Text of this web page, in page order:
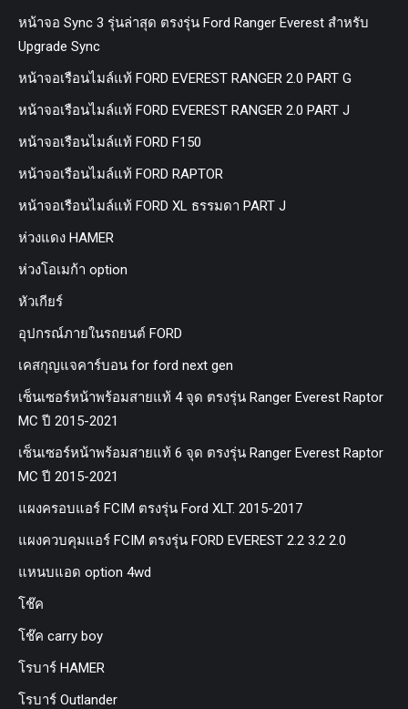
หน้าจอ Sync 3 รุ่นล่าสุด ตรงรุ่น Ford Ranger Everest สำหรับ
Upgrade Sync
หน้าจอเรือนไมล์แท้ FORD EVEREST RANGER 2.0 PART G
หน้าจอเรือนไมล์แท้ FORD EVEREST RANGER 2.0 PART J
หน้าจอเรือนไมล์แท้ FORD F150
หน้าจอเรือนไมล์แท้ FORD RAPTOR
หน้าจอเรือนไมล์แท้ FORD XL ธรรมดา PART J
ห่วงแดง HAMER
ห่วงโอเมก้า option
หัวเกียร์
อุปกรณ์ภายในรถยนต์ FORD
เคสกุญแจคาร์บอน for ford next gen
เซ็นเซอร์หน้าพร้อมสายแท้ 4 จุด ตรงรุ่น Ranger Everest Raptor
MC ปี 2015-2021
เซ็นเซอร์หน้าพร้อมสายแท้ 6 จุด ตรงรุ่น Ranger Everest Raptor
MC ปี 2015-2021
แผงครอบแอร์ FCIM ตรงรุ่น Ford XLT. 2015-2017
แผงควบคุมแอร์ FCIM ตรงรุ่น FORD EVEREST 2.2 3.2 2.0
แหนบแอด option 4wd
โช๊ค
โช๊ค carry boy
โรบาร์ HAMER
โรบาร์ Outlander